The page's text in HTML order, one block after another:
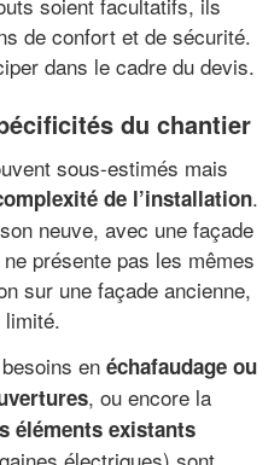
de confort et de sécurité.
dans le cadre du devis.
du chantier
sous-estimés mais
de l’installation.
neuve, avec une façade
présente pas les mêmes
sur une façade ancienne,
en échafaudage ou
, ou encore la
éléments existants